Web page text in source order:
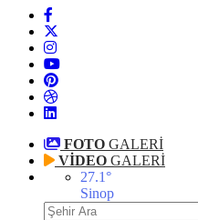
FOTO GALERİ
VİDEO GALERİ
27.1 °
Sinop